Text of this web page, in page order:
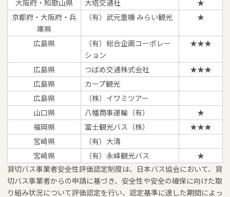
大阪府・和歌山県
大塔交通社
★
京都府・大阪府・兵
庫県
（有）武元重機 みらい観光 ★
広島県
（有）総合企画コーポレー
ション
★★★
広島県 つばめ交通株式会社
★★★
広島県
カープ観光
広島県
（株）イワミツアー
山口県
八幡商事運輸（有）
★
福岡県
富士観光バス（株）
★★★
宮崎県
（有）大清
宮崎県
（有）永峰観光バス
★
貸切バス事業者安全性評価認定制度は、日本バス協会において、貸
切バス事業者からの申請に基づき、安全性や安全の確保に向けた取
り組み状況について評価認定を行い、認定基準に達した期間によっ